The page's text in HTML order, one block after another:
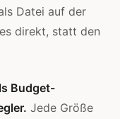
Datei auf der
direkt, statt den
Budget-
Jede Größe